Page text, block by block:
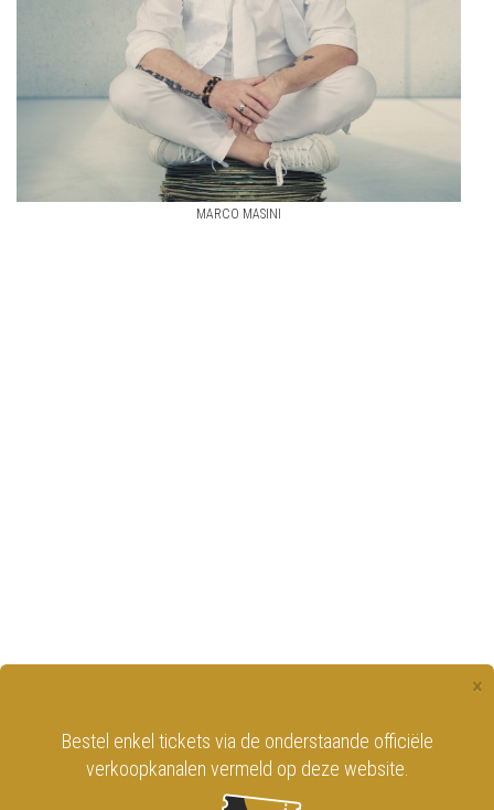
MARCO MASINI
×
Bestel enkel tickets via de onderstaande officiële
verkoopkanalen vermeld op deze website.